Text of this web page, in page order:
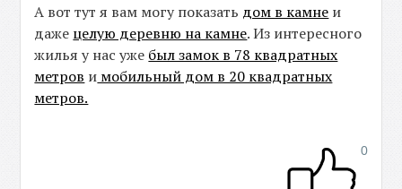
А вот тут я вам могу показать дом в камне и
даже целую деревню на камне. Из интересного
жилья у нас уже был замок в 78 квадратных
метров и мобильный дом в 20 квадратных
метров.
0